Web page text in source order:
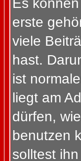
erste
viele
hast.
ist
liegt am
dürfen,
benutzen
solltest